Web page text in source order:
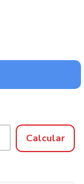
Calcular